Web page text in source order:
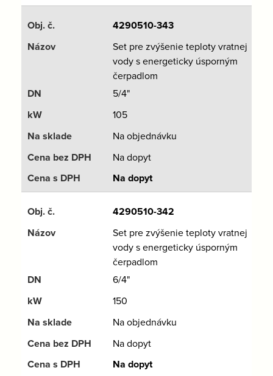
4290510-343
Set pre zvýšenie teploty vratnej
vody s energeticky úsporným
čerpadlom
5/4"
105
Na objednávku
Na dopyt
Na dopyt
4290510-342
Set pre zvýšenie teploty vratnej
vody s energeticky úsporným
čerpadlom
6/4"
150
Na objednávku
Na dopyt
Na dopyt